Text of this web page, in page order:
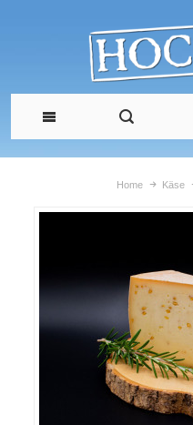
Home Käse